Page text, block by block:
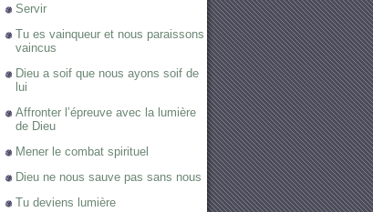
Servir
Tu es vainqueur et nous paraissons
vaincus
Dieu a soif que nous ayons soif de
lui
Affronter l’épreuve avec la lumière
de Dieu
Mener le combat spirituel
Dieu ne nous sauve pas sans nous
Tu deviens lumière